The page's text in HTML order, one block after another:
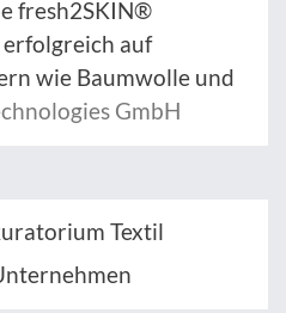
fresh2SKIN®
erfolgreich auf
wie Baumwolle und
GmbH
Textil